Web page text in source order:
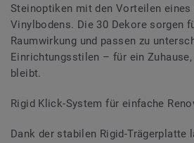
Steinoptiken mit den Vorteilen eines
Vinylbodens. Die 30 Dekore sorgen
Raumwirkung und passen zu
Einrichtungsstilen – für ein
bleibt.
Rigid Klick-System für einfache
Dank der stabilen Rigid-Trägerplatte